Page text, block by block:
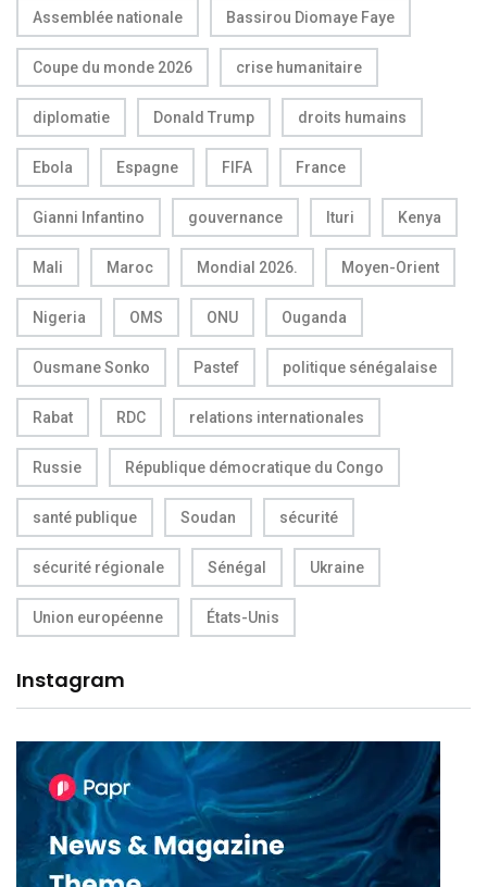
Assemblée nationale Bassirou Diomaye Faye
Coupe du monde 2026 crise humanitaire
diplomatie Donald Trump droits humains
Ebola Espagne FIFA France
Gianni Infantino gouvernance Ituri Kenya
Mali Maroc Mondial 2026. Moyen-Orient
Nigeria OMS ONU Ouganda
Ousmane Sonko Pastef politique sénégalaise
Rabat RDC relations internationales
Russie République démocratique du Congo
santé publique Soudan sécurité
sécurité régionale Sénégal Ukraine
Union européenne États-Unis
Instagram